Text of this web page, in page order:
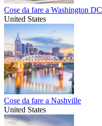
Cose da fare a Washington DC
United States
Cose da fare a Nashville
United States